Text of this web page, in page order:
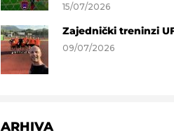
15/07/2026
Zajednički treninzi
09/07/2026
ARHIVA